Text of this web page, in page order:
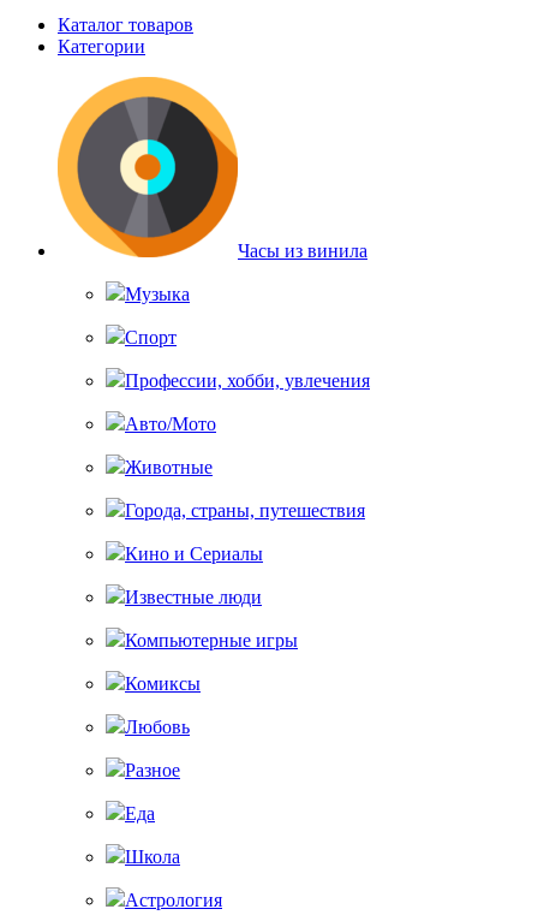
Каталог товаров
Категории
Часы из винила
Музыка
Спорт
Профессии, хобби, увлечения
Авто/Мото
Животные
Города, страны, путешествия
Кино и Сериалы
Известные люди
Компьютерные игры
Комиксы
Любовь
Разное
Еда
Школа
Астрология